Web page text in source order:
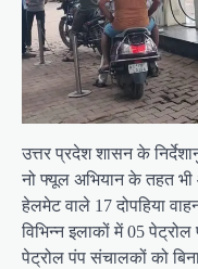
उत्तर प्रदेश शासन के
नो फ्यूल अभियान के तहत भी
हेलमेट वाले 17 दोपहिया
विभिन्न इलाकों में 05
पेट्रोल पंप संचालकों को